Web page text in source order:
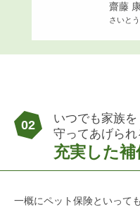
齋藤
さいと
02
いつでも家族を
守ってあげられ
充実した補
一概にペット保険といっても